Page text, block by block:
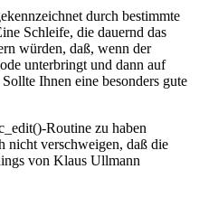
durch bestimmte
Schleife, die dauernd das
würden, daß, wenn der
unterbringt und dann auf
Ihnen eine besonders gute
Routine zu haben
nicht verschweigen, daß die
von Klaus Ullmann